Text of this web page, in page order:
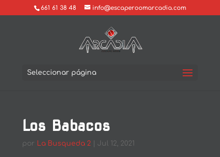
661 61 38 48 info@escaperoomarcadia.com
Seleccionar página
Los Babacos
por La Busqueda 2| Jul 12, 2021